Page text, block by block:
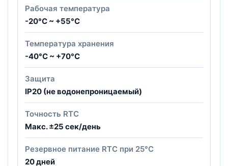
Рабочая температура
-20°C ~ +55°C
Температура хранения
-40°C ~ +70°C
Защита
IP20 (не водонепроницаемый)
Точность RTC
Макс. ±25 сек/день
Резервное питание RTC при 25°C
20 дней